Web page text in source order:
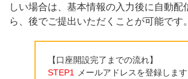
しい場合は、基本情報の入力後に自動配
ら、後でご提出いただくことが可能です。
【口座開設完了までの流れ】
STEP1
メールアドレスを登録します